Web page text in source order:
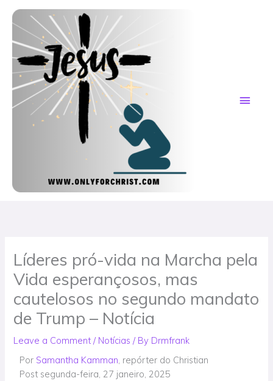
content
Líderes pró-vida na Marcha pela
Vida esperançosos, mas
cautelosos no segundo mandato
de Trump – Notícia
Leave a Comment / Notícias / By Drmfrank
Por Samantha Kamman, repórter do Christian
Post segunda-feira, 27 janeiro, 2025